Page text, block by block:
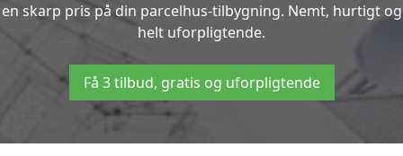
en skarp pris på din parcelhus-tilbygning. Nemt, hurtigt og
helt uforpligtende.
Få 3 tilbud, gratis og uforpligtende